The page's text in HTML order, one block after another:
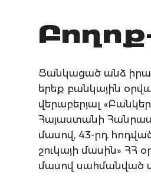
Ցանկացած անձ
երեք բանկային
վերաբերյալ
Հայաստանի
մասով, 43-րդ
շուկայի մասին» ՀՀ
մասով սահմանված